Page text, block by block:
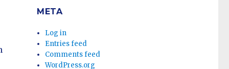
META
Log in
Entries feed
Comments feed
WordPress.org